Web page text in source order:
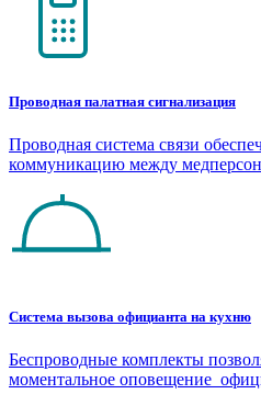
Проводная палатная сигнализация
Проводная система связи
коммуникацию между
Система вызова официанта на кухню
Беспроводные комплекты
моментальное оповещение